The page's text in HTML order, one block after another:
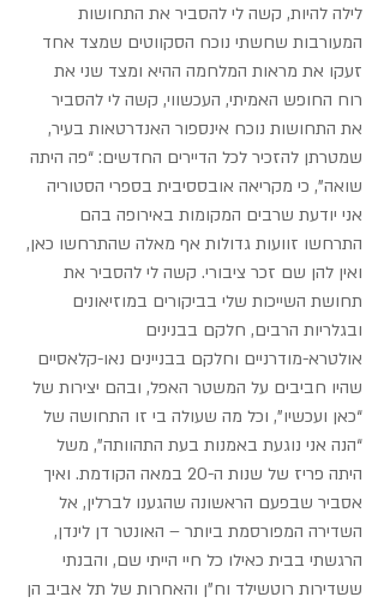
לילה להיות, קשה לי להסביר את התחושות
המעורבות שחשתי נוכח הסקווטים שמצד אחד
זעקו את מראות המלחמה ההיא ומצד שני את
רוח החופש האמיתי, העכשווי, קשה לי להסביר
את התחושות נוכח אינספור האנדרטאות בעיר,
שמטרתן להזכיר לכל הדיירים החדשים: “פה היתה
שואה”, כי מקריאה אובססיבית בספרי הסטוריה
אני יודעת שרבים המקומות באירופה בהם
התרחשו זוועות גדולות אף מאלה שהתרחשו כאן,
ואין להן שם זכר ציבורי. קשה לי להסביר את
תחושת השייכות שלי בביקורים במוזיאונים
ובגלריות הרבים, חלקם בבנינים
אולטרא-מודרניים וחלקם בבניינים נאו-קלאסיים
שהיו חביבים על המשטר האפל, ובהם יצירות של
“כאן ועכשיו”, וכל מה שעולה בי זו התחושה של
“הנה אני נוגעת באמנות בעת התהוותה”, משל
היתה פריז של שנות ה-20 במאה הקודמת. ואיך
אסביר שבפעם הראשונה שהגענו לברלין, אל
השדירה המפורסמת ביותר – האונטר דן לינדן,
הרגשתי בבית כאילו כל חיי הייתי שם, והבנתי
ששדירות רוטשילד וח”ן והאחרות של תל אביב הן